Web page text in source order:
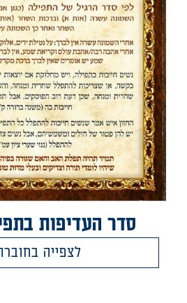
סדר העדיפות
לצפייה